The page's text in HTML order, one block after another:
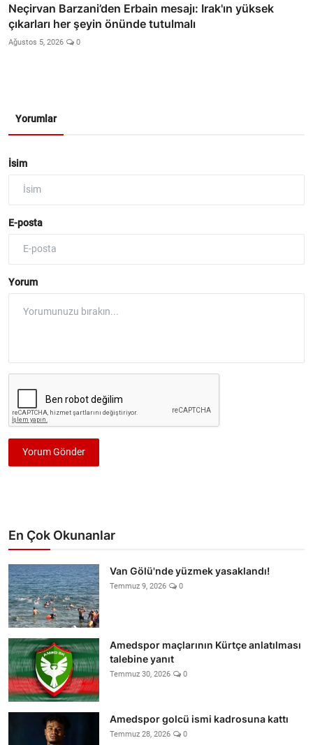
Neçirvan Barzani’den Erbain mesajı: Irak'ın yüksek
çıkarları her şeyin önünde tutulmalı
Ağustos 5, 2026 0
Yorumlar
İsim
E-posta
Yorum
Yorum Gönder
En Çok Okunanlar
Van Gölü'nde yüzmek yasaklandı!
Temmuz 9, 2026 0
Amedspor maçlarının Kürtçe anlatılması
talebine yanıt
Temmuz 30, 2026 0
Amedspor golcü ismi kadrosuna kattı
Temmuz 28, 2026 0